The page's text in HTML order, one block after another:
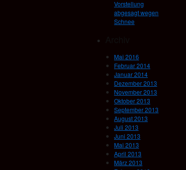
Vorstellung
abgesagt wegen
Schnee
Mai 2016
Februar 2014
Januar 2014
Dezember 2013
November 2013
Oktober 2013
September 2013
August 2013
Juli 2013
Juni 2013
Mai 2013
April 2013
März 2013